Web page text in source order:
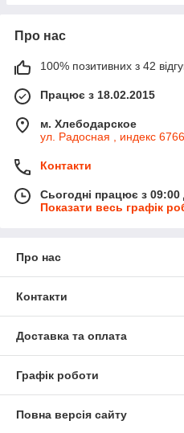
Про нас
100% позитивних з 42
Працює з 18.02.2015
м. Хлебодарское
ул. Радосная , индекс
Контакти
Сьогодні працює з 09:00
Показати весь графік
Про нас
Контакти
Доставка та оплата
Графік роботи
Повна версія сайту